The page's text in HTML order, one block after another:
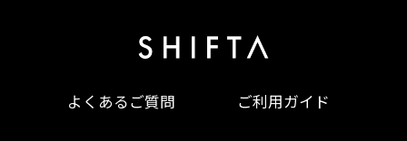
よくあるご質問 ご利用ガイド